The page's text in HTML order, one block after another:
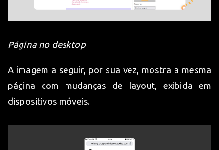
Página no desktop
A imagem a seguir, por sua vez, mostra a mesma
página com mudanças de layout, exibida em
dispositivos móveis.